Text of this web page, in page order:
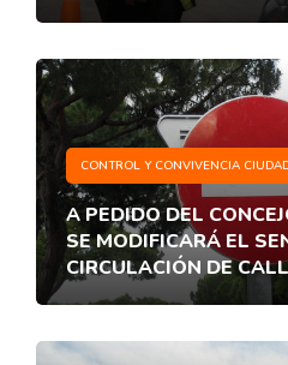
CONTROL Y CONVIVENCIA
A PEDIDO DEL
SE MODIFICARÁ EL
CIRCULACIÓN DE